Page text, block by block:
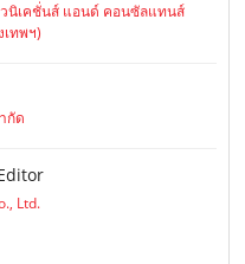
นิเคชั่นส์ แอนด์ คอนซัลแทนส์
ทพฯ)
กัด
Ltd.